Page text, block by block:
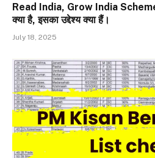
Read India, Grow India Scheme
क्या है, इसका उद्देश्य क्या हैं।
July 18, 2025